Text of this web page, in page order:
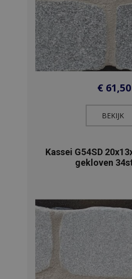
€61,50
BEKIJK​
Kassei G54SD
gekloven